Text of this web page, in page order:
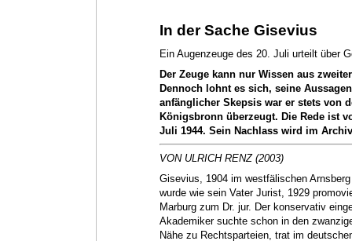
In der Sache Gisevius
Ein Augenzeuge des 20. Juli urteilt über
Der Zeuge kann nur Wissen aus
Dennoch lohnt es sich, seine
anfänglicher Skepsis war er stets von
Königsbronn überzeugt. Die Rede ist
Juli 1944. Sein Nachlass wird im
VON ULRICH RENZ (2003)
Gisevius, 1904 im westfälischen Arnsberg
wurde wie sein Vater Jurist, 1929
Marburg zum Dr. jur. Der konservativ
Akademiker suchte schon in den
Nähe zu Rechtsparteien, trat im